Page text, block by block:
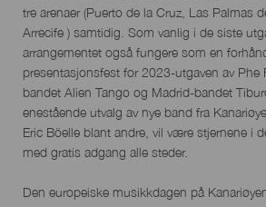
tre arenaer (Puerto de la Cruz, Las Palmas
Arrecife ) samtidig. Som vanlig i de siste
arrangementet også fungere som en
presentasjonsfest for 2023-utgaven av Phe
bandet Alien Tango og Madrid-bandet
enestående utvalg av nye band fra
Eric Böelle blant andre, vil være stjernene i
med gratis adgang alle steder.
Den europeiske musikkdagen på